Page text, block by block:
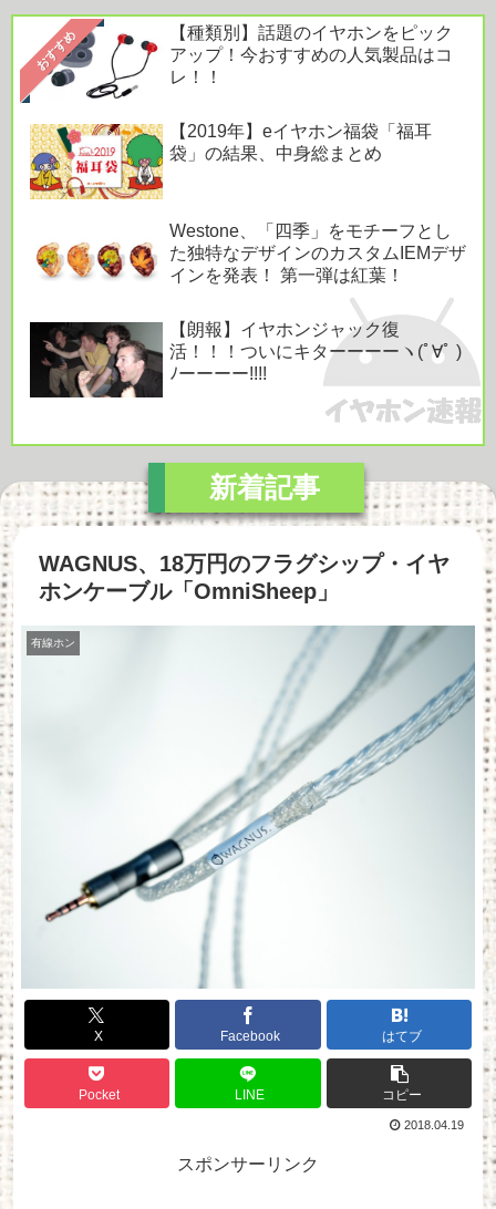
おすすめ
【種類別】話題のイヤホンをピック
アップ！今おすすめの人気製品はコ
レ！！
【2019年】eイヤホン福袋「福耳
袋」の結果、中身総まとめ
Westone、「四季」をモチーフとし
た独特なデザインのカスタムIEMデザ
インを発表！ 第一弾は紅葉！
【朗報】イヤホンジャック復
活！！！ついにキターーーーヽ(ﾟ∀ﾟ )
ﾉーーーー!!!!
WAGNUS、18万円のフラグシップ・イヤ
ホンケーブル「OmniSheep」
有線ホン
X Facebook はてブ
Pocket LINE コピー
2018.04.19
スポンサーリンク